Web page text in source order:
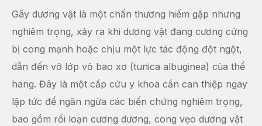
Gãy dương vật là một chấn thương hiếm gặp nhưng
nghiêm trọng, xảy ra khi dương vật đang cương cứng
bị cong mạnh hoặc chịu một lực tác động đột ngột,
dẫn đến vỡ lớp vỏ bao xơ (tunica albuginea) của thể
hang. Đây là một cấp cứu y khoa cần can thiệp ngay
lập tức để ngăn ngừa các biến chứng nghiêm trọng,
bao gồm rối loạn cương dương, cong vẹo dương vật